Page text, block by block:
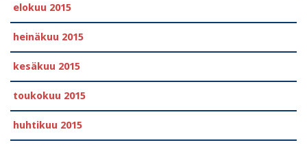
elokuu 2015
heinäkuu 2015
kesäkuu 2015
toukokuu 2015
huhtikuu 2015